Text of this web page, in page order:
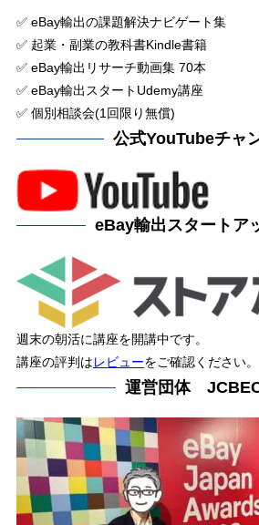
✅ eBay輸出の課題解決ナビゲート集
✅ 起業・副業の教科書Kindle書籍
✅ eBay輸出リサーチ動画集 70本
✅ eBay輸出スタートUdemy講座
✅ 個別相談会(1回限り無償)
公式YouTubeチャ
eBay輸出スタートア
週末の朝活に講座を開講中です。
講座の評判はレビューをご確認ください。
運営団体